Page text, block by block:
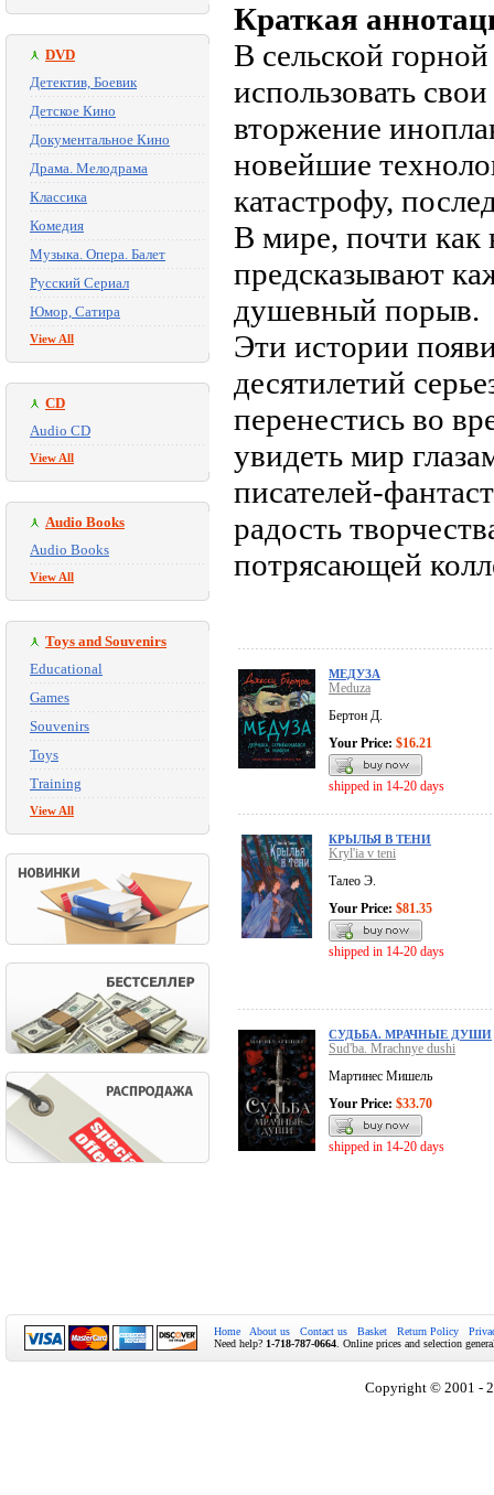
DVD
Детектив, Боевик
Детское Кино
Документальное Кино
Драма. Мелодрама
Классика
Комедия
Музыка. Опера. Балет
Русский Сериал
Юмор, Сатира
View All
CD
Audio CD
View All
Audio Books
Audio Books
View All
Toys and Souvenirs
Educational
Games
Souvenirs
Toys
Training
View All
Краткая
В сельской
использовать
вторжение
новейшие
катастрофу,
В мире, почти
предсказывают
душевный порыв.
Эти истории
десятилетий
перенестись во
увидеть мир
писателей-
радость
потрясающей
МЕДУЗА
Meduza
Бертон Д.
Your Price: $16.21
shipped in 14-20 days
КРЫЛЬЯ В ТЕНИ
Kryl'ia v teni
Талео Э.
Your Price: $81.35
shipped in 14-20 days
СУДЬБА. МРАЧНЫЕ ДУШИ
Sud'ba. Mrachnye dushi
Мартинес Мишель
Your Price: $33.70
shipped in 14-20 days
Home About us Contact us Basket Return Policy
Need help? 1-718-787-0664 . Online prices and selection
Copyright © 2001 -